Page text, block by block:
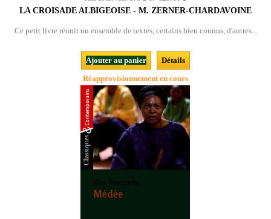
LA CROISADE ALBIGEOISE - M. ZERNER-CHARDAVOINE
Ce petit livre réunit un ensemble de textes, certains bien connus, d'autres...
Ajouter au panier
Détails
Réapprovisionnement en cours